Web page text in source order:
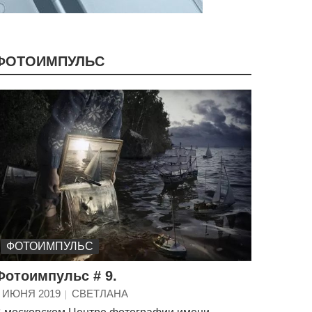
ФОТОИМПУЛЬС
# 9.
ИЮНЯ 2019
СВЕТЛАНА